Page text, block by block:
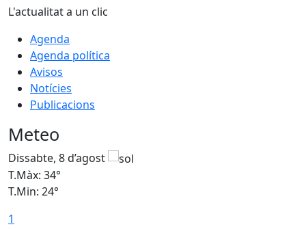
L'actualitat a un clic
Agenda
Agenda política
Avisos
Notícies
Publicacions
Meteo
Dissabte, 8 d’agost
T.Màx: 34°
T.Min: 24°
1